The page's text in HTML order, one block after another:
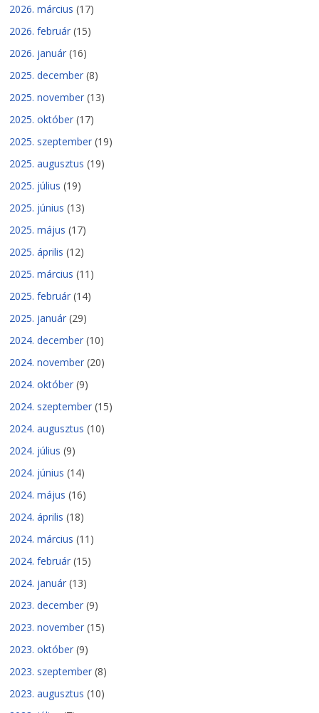
2026. március (17)
2026. február (15)
2026. január (16)
2025. december (8)
2025. november (13)
2025. október (17)
2025. szeptember (19)
2025. augusztus (19)
2025. július (19)
2025. június (13)
2025. május (17)
2025. április (12)
2025. március (11)
2025. február (14)
2025. január (29)
2024. december (10)
2024. november (20)
2024. október (9)
2024. szeptember (15)
2024. augusztus (10)
2024. július (9)
2024. június (14)
2024. május (16)
2024. április (18)
2024. március (11)
2024. február (15)
2024. január (13)
2023. december (9)
2023. november (15)
2023. október (9)
2023. szeptember (8)
2023. augusztus (10)